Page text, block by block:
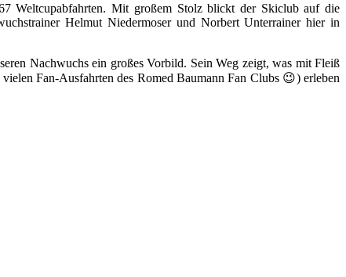
Weltcupabfahrten. Mit großem Stolz blickt der Skiclub auf die
Helmut Niedermoser und Norbert Unterrainer hier in
Nachwuchs ein großes Vorbild. Sein Weg zeigt, was mit Fleiß
Fan-Ausfahrten des Romed Baumann Fan Clubs 😉) erleben